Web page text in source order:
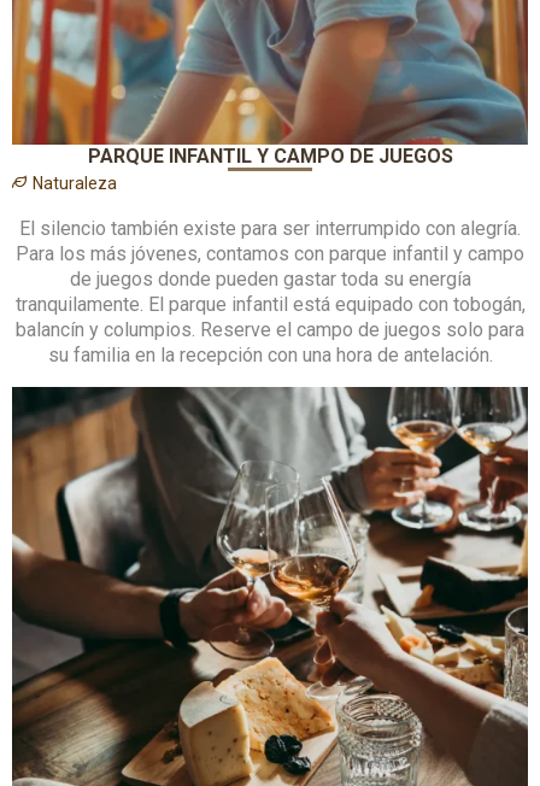
PARQUE INFANTIL Y CAMPO DE JUEGOS
Naturaleza
El silencio también existe para ser interrumpido con alegría.
Para los más jóvenes, contamos con parque infantil y campo
de juegos donde pueden gastar toda su energía
tranquilamente. El parque infantil está equipado con tobogán,
balancín y columpios. Reserve el campo de juegos solo para
su familia en la recepción con una hora de antelación.